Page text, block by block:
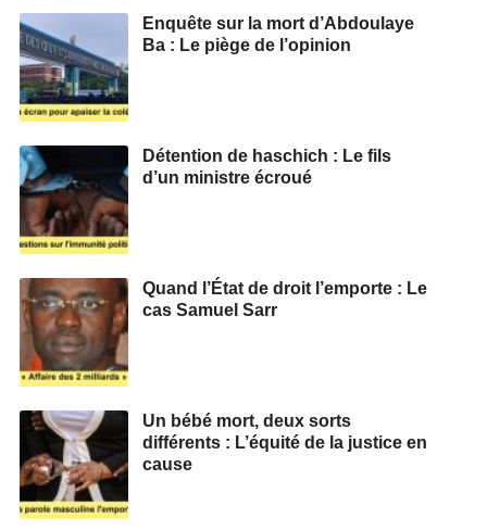
Enquête sur la mort d’Abdoulaye
Ba : Le piège de l’opinion
Détention de haschich : Le fils
d’un ministre écroué
Quand l’État de droit l’emporte : Le
cas Samuel Sarr
Un bébé mort, deux sorts
différents : L’équité de la justice en
cause